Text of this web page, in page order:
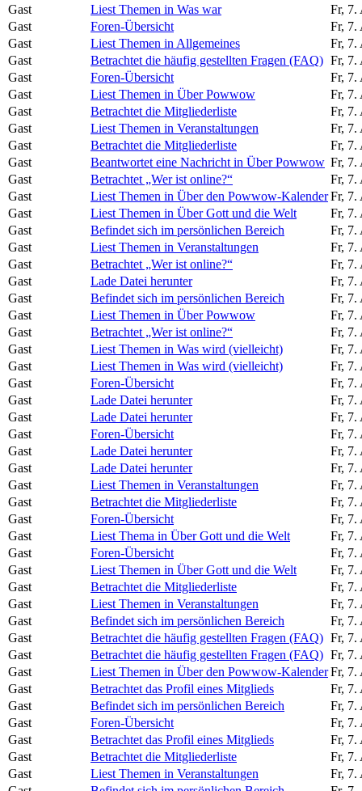
Gast Liest Themen in Was war
Fr, 7.
Gast
Foren-Übersicht
Fr, 7.
Gast
Liest Themen in Allgemeines
Fr, 7.
Gast
Betrachtet die häufig gestellten Fragen (FAQ) Fr, 7.
Gast
Foren-Übersicht
Fr, 7.
Gast
Liest Themen in Über Powwow
Fr, 7.
Gast
Betrachtet die Mitgliederliste
Fr, 7.
Gast
Liest Themen in Veranstaltungen
Fr, 7.
Gast
Betrachtet die Mitgliederliste
Fr, 7.
Gast
Beantwortet eine Nachricht in Über Powwow Fr, 7.
Gast
Betrachtet „Wer ist online?“
Fr, 7.
Gast
Liest Themen in Über den Powwow-KalenderFr, 7.
Gast
Liest Themen in Über Gott und die Welt
Fr, 7.
Gast
Befindet sich im persönlichen Bereich
Fr, 7.
Gast
Liest Themen in Veranstaltungen
Fr, 7.
Gast
Betrachtet „Wer ist online?“
Fr, 7.
Gast
Lade Datei herunter
Fr, 7.
Gast
Befindet sich im persönlichen Bereich
Fr, 7.
Gast
Liest Themen in Über Powwow
Fr, 7.
Gast
Betrachtet „Wer ist online?“
Fr, 7.
Gast
Liest Themen in Was wird (vielleicht)
Fr, 7.
Gast
Liest Themen in Was wird (vielleicht)
Fr, 7.
Gast
Foren-Übersicht
Fr, 7.
Gast
Lade Datei herunter
Fr, 7.
Gast
Lade Datei herunter
Fr, 7.
Gast
Foren-Übersicht
Fr, 7.
Gast
Lade Datei herunter
Fr, 7.
Gast
Lade Datei herunter
Fr, 7.
Gast
Liest Themen in Veranstaltungen
Fr, 7.
Gast
Betrachtet die Mitgliederliste
Fr, 7.
Gast
Foren-Übersicht
Fr, 7.
Gast
Liest Thema in Über Gott und die Welt
Fr, 7.
Gast
Foren-Übersicht
Fr, 7.
Gast
Liest Themen in Über Gott und die Welt
Fr, 7.
Gast
Betrachtet die Mitgliederliste
Fr, 7.
Gast
Liest Themen in Veranstaltungen
Fr, 7.
Gast
Befindet sich im persönlichen Bereich
Fr, 7.
Gast
Betrachtet die häufig gestellten Fragen (FAQ) Fr, 7.
Gast
Betrachtet die häufig gestellten Fragen (FAQ) Fr, 7.
Gast
Liest Themen in Über den Powwow-KalenderFr, 7.
Gast
Betrachtet das Profil eines Mitglieds
Fr, 7.
Gast
Befindet sich im persönlichen Bereich
Fr, 7.
Gast
Foren-Übersicht
Fr, 7.
Gast
Betrachtet das Profil eines Mitglieds
Fr, 7.
Gast
Betrachtet die Mitgliederliste
Fr, 7.
Gast
Liest Themen in Veranstaltungen
Fr, 7.